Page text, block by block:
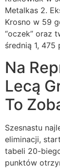
Metalkas 2.
Krosno w 59
“oczek” oraz
średnią 1,
Na
Lecą
To
Szesnastu
eliminacji,
tabeli 20-
punktów